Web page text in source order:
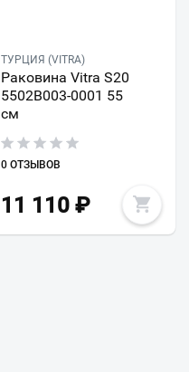
ТУРЦИЯ (VITRA)
Раковина Vitra S20
5502B003-0001 55
см
0 ОТЗЫВОВ
11 110₽